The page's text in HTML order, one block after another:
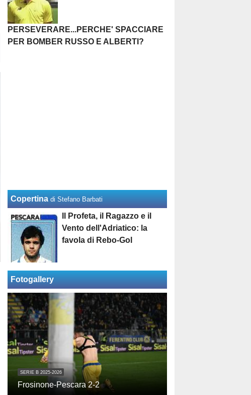
PERSEVERARE...PERCHE' SPACCIARE
PER BOMBER RUSSO E ALBERTI?
Copertina di Stefano Barbati
Il Profeta, il Ragazzo e il
Vento dell'Adriatico: la
favola di Rebo-Gol
Fotogallery
SERIE B 2025-2026
Frosinone-Pescara 2-2